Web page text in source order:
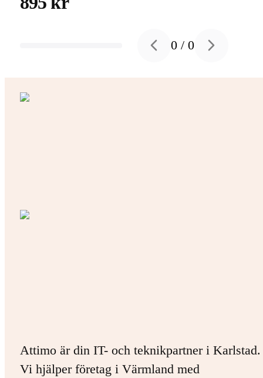
Previous slide
0 /0 Next slide
Attimo är din IT- och teknikpartner i Karlstad.
Vi hjälper företag i Värmland med